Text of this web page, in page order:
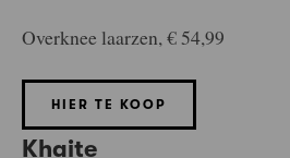
Overknee laarzen, € 54,99
HIER TE KOOP
Khaite